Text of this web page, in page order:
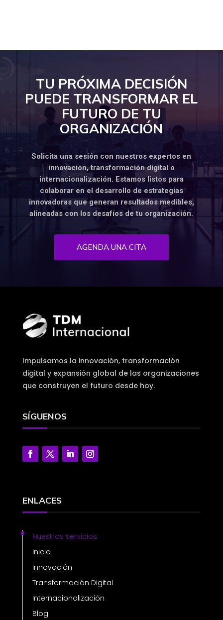
TU PRÓXIMA DECISIÓN
PUEDE TRANSFORMAR EL
FUTURO DE TU
ORGANIZACIÓN
Solicita una sesión con nuestros expertos en
innovación, transformación digital o
internacionalización. Estamos listos para
colaborar en el desarrollo de estrategias
innovadoras que generan resultados medibles,
alineadas con los desafíos de tu organización.
AGENDA UNA CITA
Impulsamos la innovación, transformación
digital y expansión global de las organizaciones
que construyen el futuro desde hoy.
SÍGUENOS
ENLACES
Nuestros servicios
Inicio
Innovación
Transformación Digital
Internacionalización
Blog